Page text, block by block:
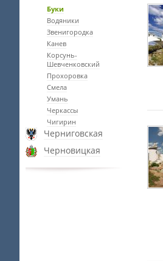
Буки
Водяники
Звенигородка
Канев
Корсунь-
Шевченковский
Прохоровка
Смела
Умань
Черкассы
Чигирин
Черниговская
Черновицкая